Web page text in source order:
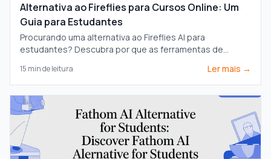
Alternativa ao Fireflies para Cursos Online: Um
Guia para Estudantes
Procurando uma alternativa ao Fireflies AI para
estudantes? Descubra por que as ferramentas de
um assistente de anotações por IA criado para o
aprendizado.
15 min de leitura Ler mais →